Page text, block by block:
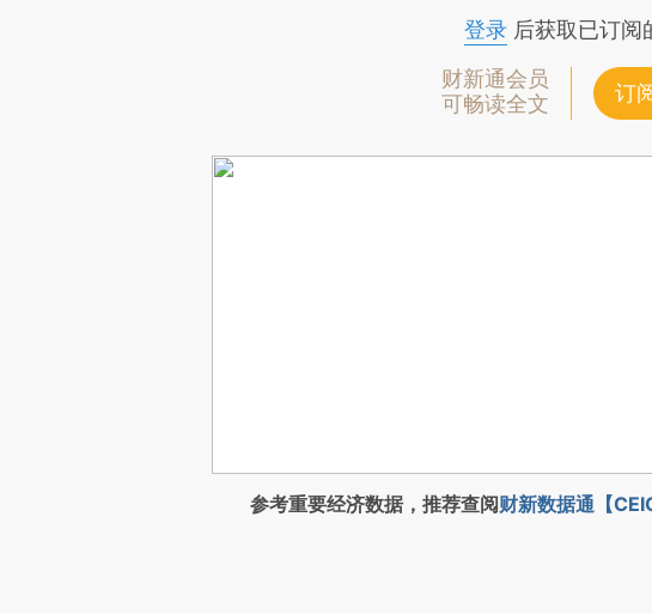
登录后获取已订阅
财新通会员
可畅读全文
订
参考重要经济数据，推荐查阅财新数据通【